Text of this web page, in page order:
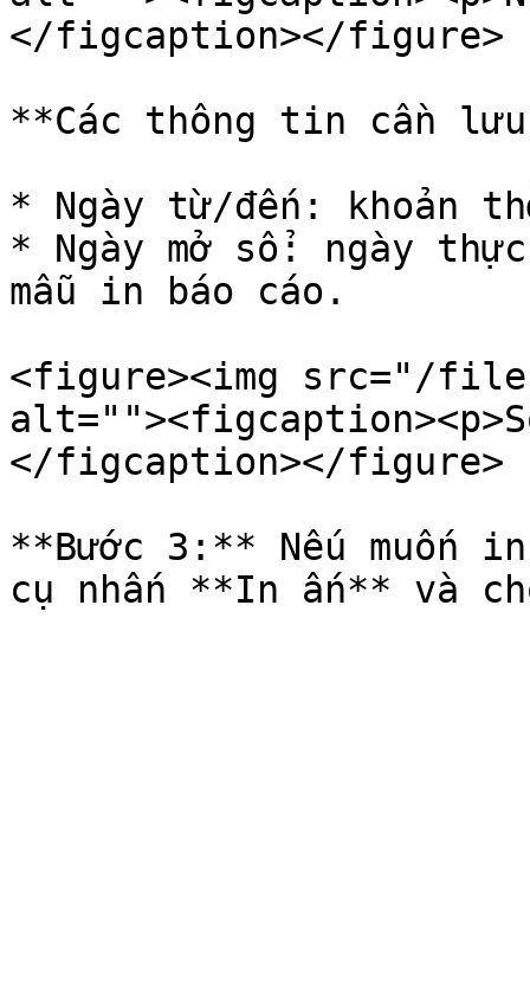
</figcaption></figure>
**Các thông tin cần
* Ngày từ/đến: khoản
* Ngày mở sổ: ngày
mẫu in báo cáo.
<figure><img src="/
</figcaption></figure>
**Bước 3:** Nếu muốn